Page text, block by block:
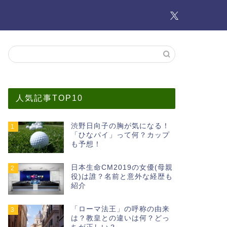
人気記事TOP10
1
渋野日向子の胸が気になる！
「ひなパイ」って何？カップ
も予想！
2
日本生命CM2019の女優(母親
役)は誰？名前と意外な経歴も
紹介
3
「ローマ法王」の呼称の由来
は？教皇との違いは何？どっ